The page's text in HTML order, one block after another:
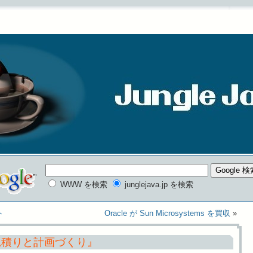
WWW を検索 junglejava.jp を検索
Oracle が Sun Microsystems を買収 »
りと計画づくり』